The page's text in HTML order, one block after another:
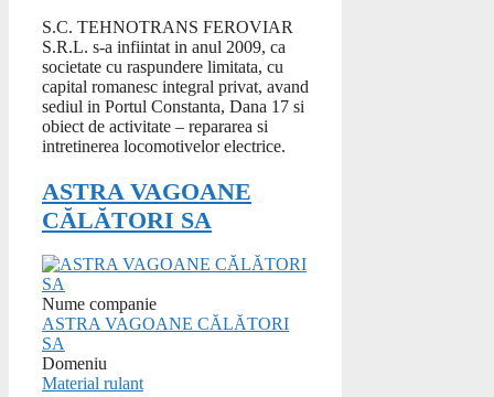
S.C. TEHNOTRANS FEROVIAR
S.R.L. s-a infiintat in anul 2009, ca
societate cu raspundere limitata, cu
capital romanesc integral privat, avand
sediul in Portul Constanta, Dana 17 si
obiect de activitate – repararea si
intretinerea locomotivelor electrice.
ASTRA VAGOANE
CĂLĂTORI SA
Nume companie
ASTRA VAGOANE CĂLĂTORI
SA
Domeniu
Material rulant